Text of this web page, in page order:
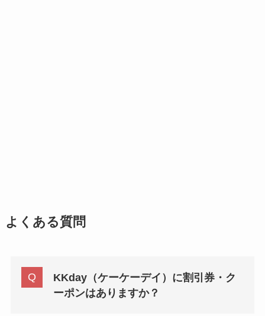
よくある質問
KKday（ケーケーデイ）に割引券・ク
ーポンはありますか？